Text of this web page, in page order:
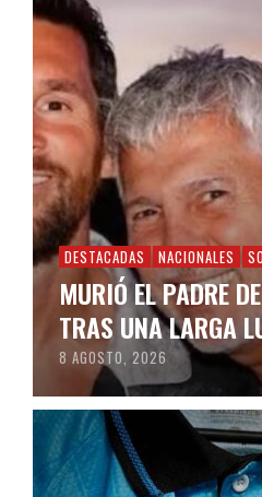
DESTACADAS NACIONALES
MURIÓ EL PADRE
TRAS UNA LARGA
8 AGOSTO, 2026